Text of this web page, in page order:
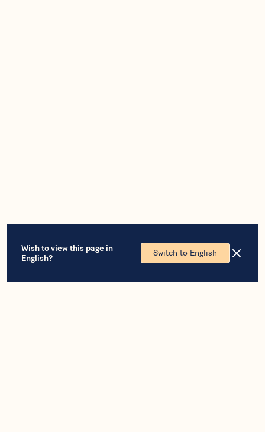
Wish to view this page in
English?
Switch to English